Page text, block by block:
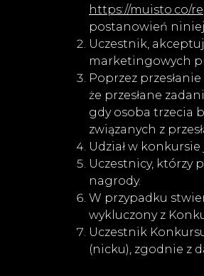
https://muisto.co/
postanowień
Uczestnik,
marketingowych
Poprzez
że przesłane
gdy osoba trzecia
związanych z
Udział w
Uczestnicy, którzy
nagrody.
W przypadku
wykluczony z
Uczestnik
(nicku), zgodnie z